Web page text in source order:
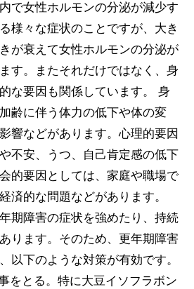
で女性ホルモンの分泌が減少す
様々な症状のことですが、大き
が衰えて女性ホルモンの分泌が
す。またそれだけではなく、身
な要因も関係しています。 身
齢に伴う体力の低下や体の変
響などがあります。心理的要因
不安、うつ、自己肯定感の低下
的要因としては、家庭や職場で
済的な問題などがあります。
期障害の症状を強めたり、持続
ります。そのため、更年期障害
以下のような対策が有効です。
をとる。特に大豆イソフラボン